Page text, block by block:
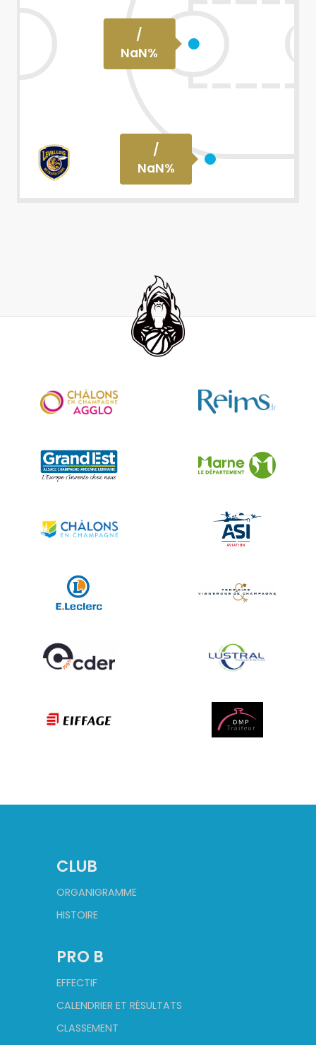
/
NaN%
/
NaN%
CLUB
ORGANIGRAMME
HISTOIRE
PRO B
EFFECTIF
CALENDRIER ET RÉSULTATS
CLASSEMENT